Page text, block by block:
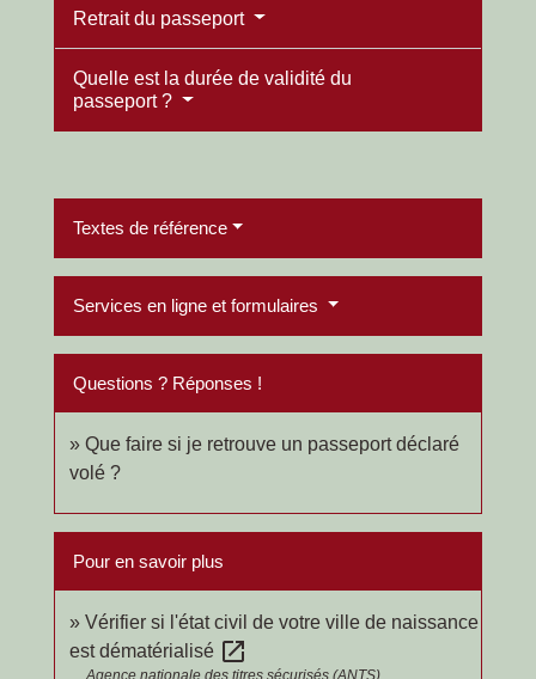
Retrait du passeport
Quelle est la durée de validité du
passeport ?
Textes de référence
Services en ligne et formulaires
Questions ? Réponses !
Que faire si je retrouve un passeport déclaré
volé ?
Pour en savoir plus
Vérifier si l'état civil de votre ville de naissance
est dématérialisé open_in_new